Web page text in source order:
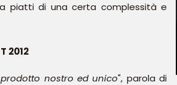
piatti di una certa complessità e
2012
nostro ed unico", parola di